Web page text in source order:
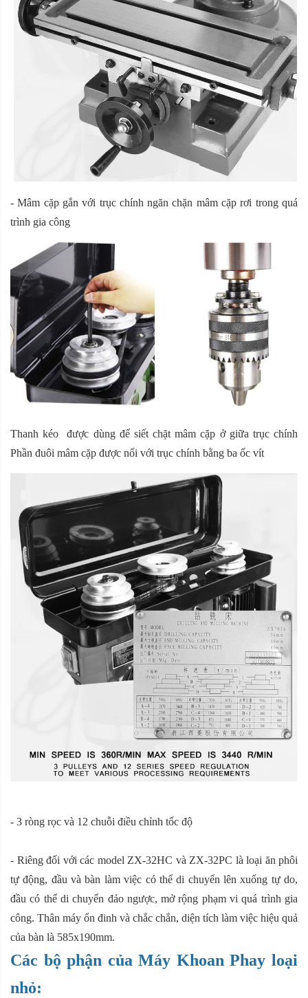
- Mâm cặp gắn với trục chính ngăn chặn mâm cặp rơi trong quá
trình gia công
Thanh kéo được dùng để siết chặt mâm cặp ở giữa trục chính
Phần đuôi mâm cặp được nối với trục chính bằng ba ốc vít
- 3 ròng rọc và 12 chuỗi điều chỉnh tốc độ
- Riêng đối với các model ZX-32HC và ZX-32PC là loại ăn phôi
tự động, đầu và bàn làm việc có thể di chuyển lên xuống tự do,
đầu có thể di chuyển đảo ngược, mở rộng phạm vi quá trình gia
công. Thân máy ổn đinh và chắc chắn, diện tích làm việc hiệu quả
của bàn là 585x190mm.
Các bộ phận của Máy Khoan Phay loại
nhỏ: